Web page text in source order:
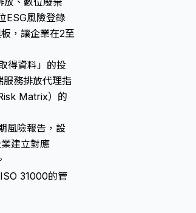
ESG風險登錄
，讓企業在2至
得資料」的投
服務排放代理指
Matrix）的
風險報告，設
建立對應
31000的管